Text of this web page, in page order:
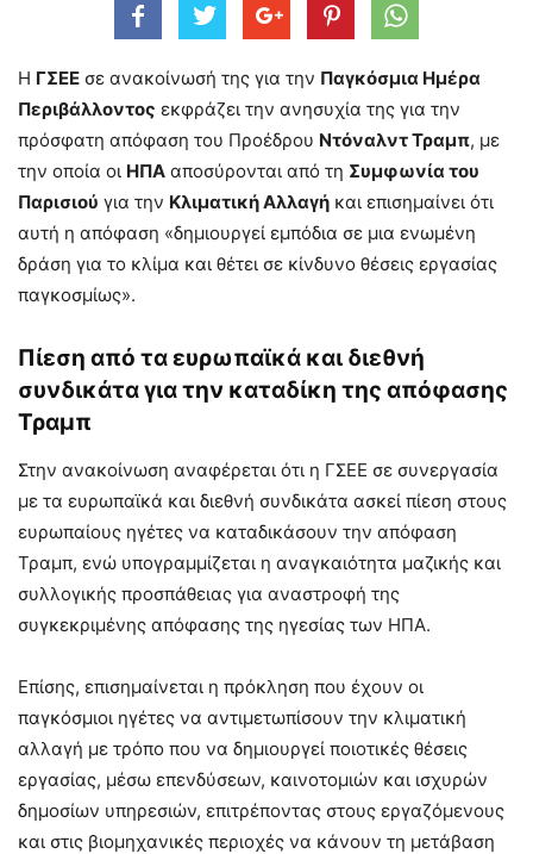
Η ΓΣΕΕ σε ανακοίνωσή της για την Παγκόσμια Ημέρα
Περιβάλλοντος εκφράζει την ανησυχία της για την
πρόσφατη απόφαση του Προέδρου Ντόναλντ Τραμπ, με
την οποία οι ΗΠΑ αποσύρονται από τη Συμφωνία του
Παρισιού για την Κλιματική Αλλαγή και επισημαίνει ότι
αυτή η απόφαση «δημιουργεί εμπόδια σε μια ενωμένη
δράση για το κλίμα και θέτει σε κίνδυνο θέσεις εργασίας
παγκοσμίως».
Πίεση από τα ευρωπαϊκά και διεθνή
συνδικάτα για την καταδίκη της απόφασης
Τραμπ
Στην ανακοίνωση αναφέρεται ότι η ΓΣΕΕ σε συνεργασία
με τα ευρωπαϊκά και διεθνή συνδικάτα ασκεί πίεση στους
ευρωπαίους ηγέτες να καταδικάσουν την απόφαση
Τραμπ, ενώ υπογραμμίζεται η αναγκαιότητα μαζικής και
συλλογικής προσπάθειας για αναστροφή της
συγκεκριμένης απόφασης της ηγεσίας των ΗΠΑ.
Επίσης, επισημαίνεται η πρόκληση που έχουν οι
παγκόσμιοι ηγέτες να αντιμετωπίσουν την κλιματική
αλλαγή με τρόπο που να δημιουργεί ποιοτικές θέσεις
εργασίας, μέσω επενδύσεων, καινοτομιών και ισχυρών
δημοσίων υπηρεσιών, επιτρέποντας στους εργαζόμενους
και στις βιομηχανικές περιοχές να κάνουν τη μετάβαση